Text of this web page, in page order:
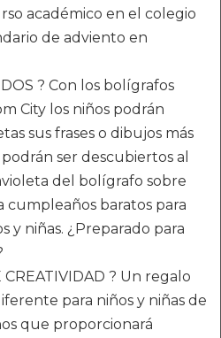
académico en el colegio
de adviento en
? Con los bolígrafos
City los niños podrán
sus frases o dibujos más
ser descubiertos al
del bolígrafo sobre
cumpleaños baratos para
y niñas. ¿Preparado para
? Un regalo
para niños y niñas de
que proporcionará